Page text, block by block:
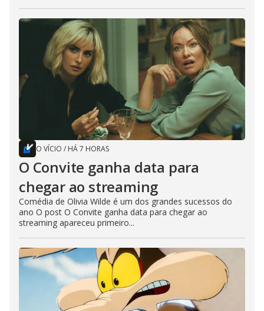
O VÍCIO / HÁ 7 HORAS
O Convite ganha data para
chegar ao streaming
Comédia de Olivia Wilde é um dos grandes sucessos do
ano O post O Convite ganha data para chegar ao
streaming apareceu primeiro...